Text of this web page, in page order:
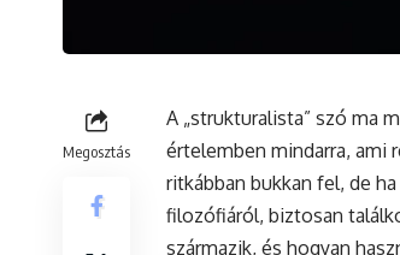
Megosztás
A „strukturalista” szó ma
értelemben mindarra, ami
ritkábban bukkan fel, de
filozófiáról, biztosan
származik, és hogyan